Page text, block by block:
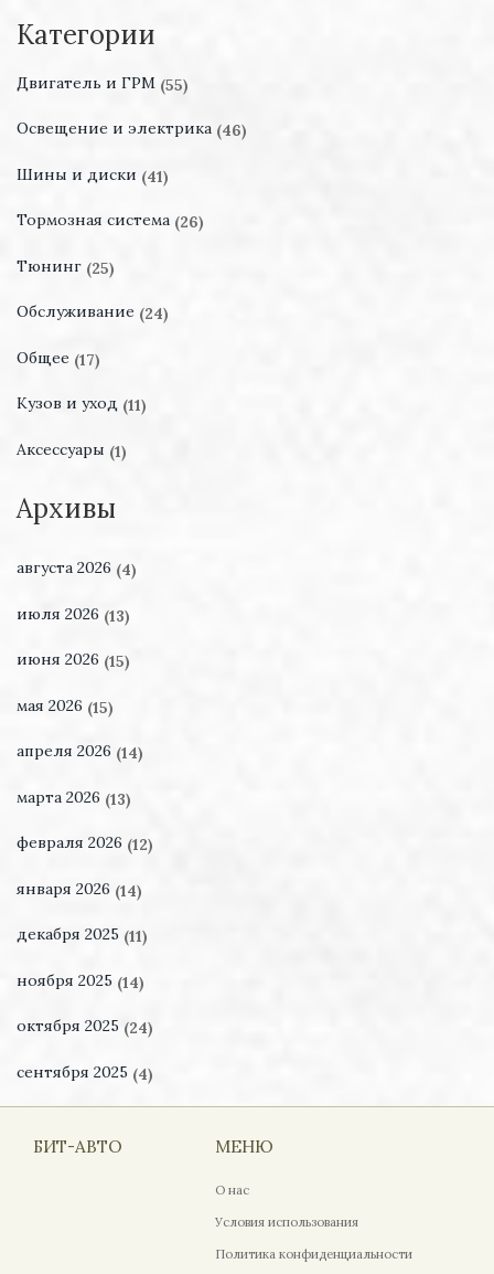
Категории
Двигатель и ГРМ (55)
Освещение и электрика (46)
Шины и диски (41)
Тормозная система (26)
Тюнинг (25)
Обслуживание (24)
Общее (17)
Кузов и уход (11)
Аксессуары (1)
Архивы
августа 2026 (4)
июля 2026 (13)
июня 2026 (15)
мая 2026 (15)
апреля 2026 (14)
марта 2026 (13)
февраля 2026 (12)
января 2026 (14)
декабря 2025 (11)
ноября 2025 (14)
октября 2025 (24)
сентября 2025 (4)
БИТ-АВТО МЕНЮ
О нас
Условия использования
Политика конфиденциальности